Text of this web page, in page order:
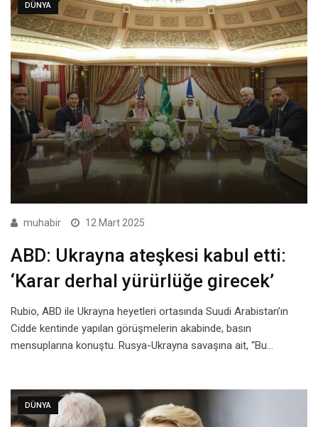
DÜNYA
muhabir 12 Mart 2025
ABD: Ukrayna ateşkesi kabul etti:
‘Karar derhal yürürlüğe girecek’
Rubio, ABD ile Ukrayna heyetleri ortasında Suudi Arabistan’ın
Cidde kentinde yapılan görüşmelerin akabinde, basın
mensuplarına konuştu. Rusya-Ukrayna savaşına ait, “Bu…
DÜNYA